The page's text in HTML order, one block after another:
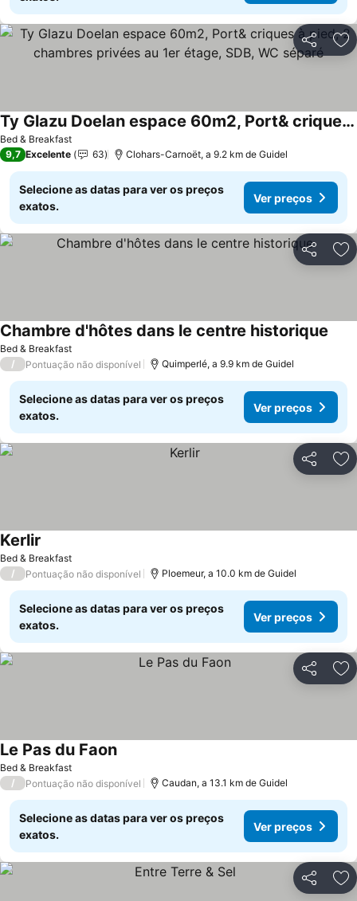
Partilhar
Bed & Breakfast
Ty Glazu Doelan espace 60m2, Port& criques à pied, 2 chambres privées au 1er étage, SDB, WC séparé
9,7 Excelente 63 Clohars-Carnoët, a 9.2 km de Guidel
Selecione as datas para ver os preços
exatos.
Ver preços
Partilhar
Bed & Breakfast
Chambre d'hôtes dans le centre historique
/ Pontuação não disponível Quimperlé, a 9.9 km de Guidel
Selecione as datas para ver os preços
exatos.
Ver preços
Partilhar
Bed & Breakfast
Kerlir
/ Pontuação não disponível Ploemeur, a 10.0 km de Guidel
Selecione as datas para ver os preços
exatos.
Ver preços
Partilhar
Bed & Breakfast
Le Pas du Faon
/ Pontuação não disponível Caudan, a 13.1 km de Guidel
Selecione as datas para ver os preços
exatos.
Ver preços
Partilhar